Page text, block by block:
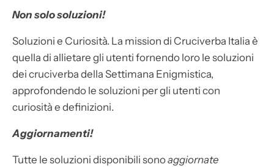
Non solo soluzioni!
Soluzioni e Curiosità. La mission di Cruciverba Italia è
quella di allietare gli utenti fornendo loro le soluzioni
dei cruciverba della Settimana Enigmistica,
approfondendo le soluzioni per gli utenti con
curiosità e definizioni.
Aggiornamenti!
Tutte le soluzioni disponibili sonoaggiornate